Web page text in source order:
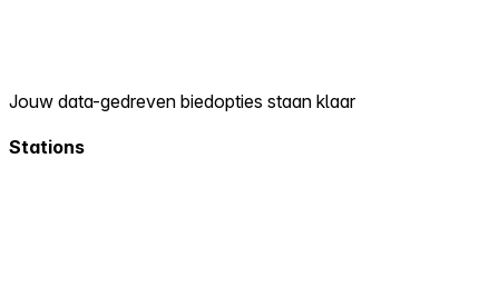
Jouw data-gedreven biedopties staan klaar
Stations